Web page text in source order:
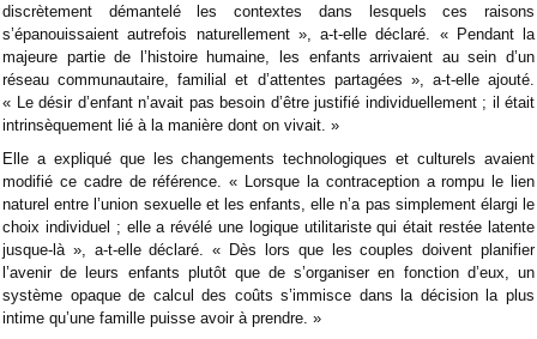
discrètement démantelé les contextes dans lesquels ces raisons
s’épanouissaient autrefois naturellement », a-t-elle déclaré. « Pendant la
majeure partie de l’histoire humaine, les enfants arrivaient au sein d’un
réseau communautaire, familial et d’attentes partagées », a-t-elle ajouté.
« Le désir d’enfant n’avait pas besoin d’être justifié individuellement ; il était
intrinsèquement lié à la manière dont on vivait. »
Elle a expliqué que les changements technologiques et culturels avaient
modifié ce cadre de référence. « Lorsque la contraception a rompu le lien
naturel entre l’union sexuelle et les enfants, elle n’a pas simplement élargi le
choix individuel ; elle a révélé une logique utilitariste qui était restée latente
jusque-là », a-t-elle déclaré. « Dès lors que les couples doivent planifier
l’avenir de leurs enfants plutôt que de s’organiser en fonction d’eux, un
système opaque de calcul des coûts s’immisce dans la décision la plus
intime qu’une famille puisse avoir à prendre. »